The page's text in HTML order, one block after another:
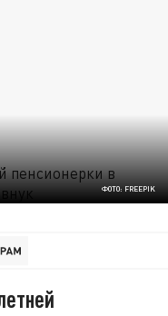
ФОТО: FREEPIK